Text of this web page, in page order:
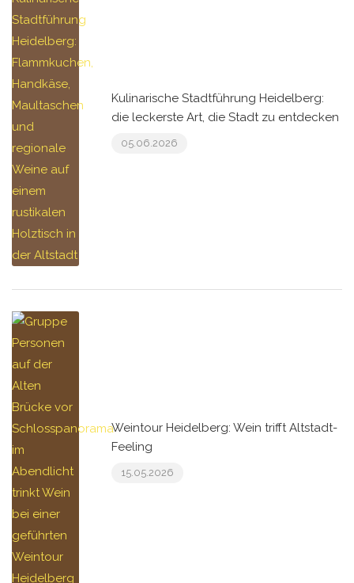
Kulinarische Stadtführung Heidelberg:
die leckerste Art, die Stadt zu entdecken
05.06.2026
Weintour Heidelberg: Wein trifft Altstadt-
Feeling
15.05.2026